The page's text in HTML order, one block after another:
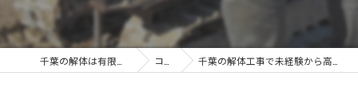
コラム 千葉の解体工事で未経験から高収入を目指す方法